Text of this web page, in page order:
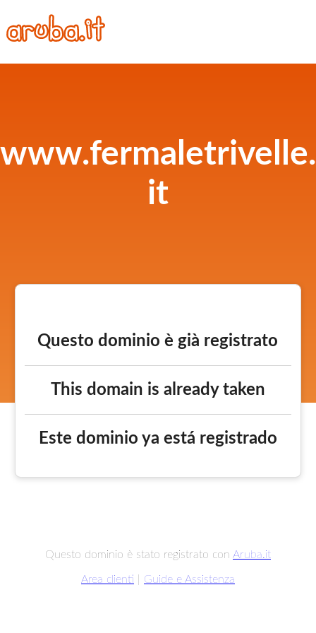
www.fermaletrivelle.
it
Questo dominio è già registrato
This domain is already taken
Este dominio ya está registrado
Questo dominio è stato registrato con Aruba.it
Area clienti Guide e Assistenza